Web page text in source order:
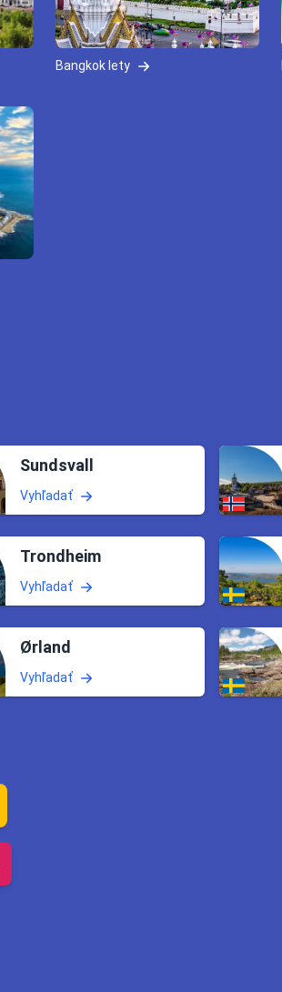
Bangkok lety
Sundsvall
Vyhľadať
Trondheim
Vyhľadať
Ørland
Vyhľadať